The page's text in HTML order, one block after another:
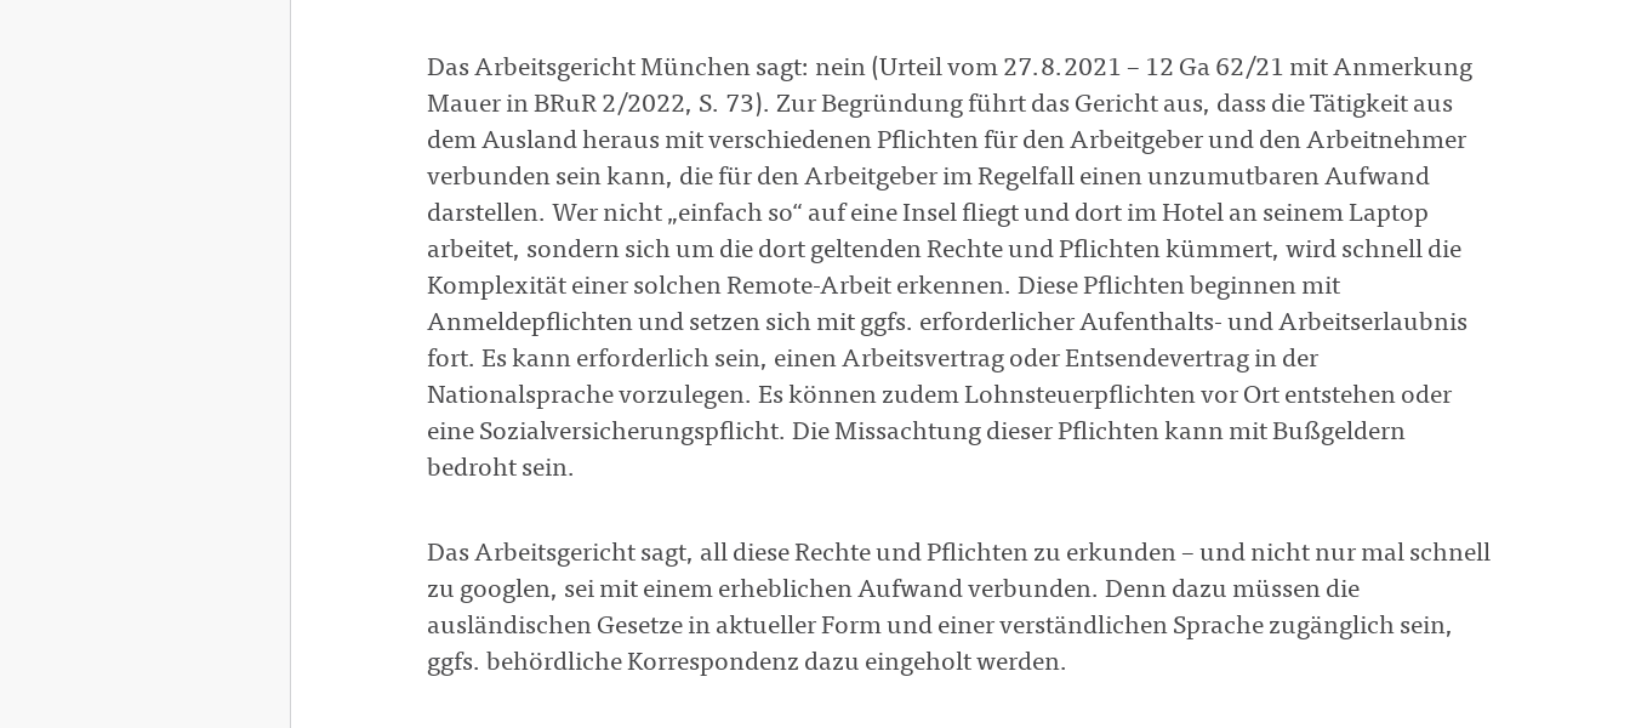
Das Arbeitsgericht München sagt: nein (Urteil vom 27.8.2021 – 12 Ga 62/21 mit Anmerkung
Mauer in BRuR 2/2022, S. 73). Zur Begründung führt das Gericht aus, dass die Tätigkeit aus
dem Ausland heraus mit verschiedenen Pflichten für den Arbeitgeber und den Arbeitnehmer
verbunden sein kann, die für den Arbeitgeber im Regelfall einen unzumutbaren Aufwand
darstellen. Wer nicht „einfach so“ auf eine Insel fliegt und dort im Hotel an seinem Laptop
arbeitet, sondern sich um die dort geltenden Rechte und Pflichten kümmert, wird schnell die
Komplexität einer solchen Remote-Arbeit erkennen. Diese Pflichten beginnen mit
Anmeldepflichten und setzen sich mit ggfs. erforderlicher Aufenthalts- und Arbeitserlaubnis
fort. Es kann erforderlich sein, einen Arbeitsvertrag oder Entsendevertrag in der
Nationalsprache vorzulegen. Es können zudem Lohnsteuerpflichten vor Ort entstehen oder
eine Sozialversicherungspflicht. Die Missachtung dieser Pflichten kann mit Bußgeldern
bedroht sein.
Das Arbeitsgericht sagt, all diese Rechte und Pflichten zu erkunden – und nicht nur mal schnell
zu googlen, sei mit einem erheblichen Aufwand verbunden. Denn dazu müssen die
ausländischen Gesetze in aktueller Form und einer verständlichen Sprache zugänglich sein,
ggfs. behördliche Korrespondenz dazu eingeholt werden.